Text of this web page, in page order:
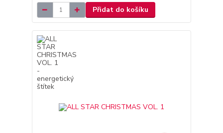
Přidat do košíku